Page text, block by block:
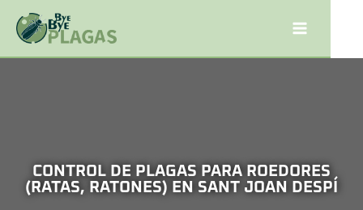
CONTROL DE PLAGAS PARA ROEDORES
(RATAS, RATONES) EN SANT JOAN DESPÍ